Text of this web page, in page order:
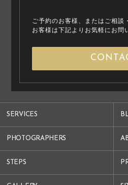
SERVICES
PHOTOGRAPHERS
STEPS
ご予約のお客様、またはご相談
お客様は下記よりお気軽にお問